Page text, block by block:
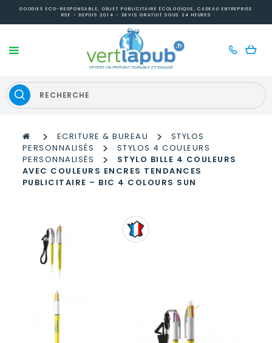
GOODIES ECO-RESPONSABLE, OBJET PUBLICITAIRE ÉCOLOGIQUE, CADEAU ENTREPRISE
RSE - DEPUIS 2014 - DEVIS GRATUIT SOUS 24 HEURES
> ECRITURE & BUREAU >
STYLOS
PERSONNALISÉS
>
STYLOS 4 COULEURS
PERSONNALISÉS
>
STYLO BILLE 4 COULEURS
AVEC COULEURS ENCRES TENDANCES
PUBLICITAIRE – BIC 4 COLOURS SUN